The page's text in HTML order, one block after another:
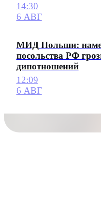
14:30
6 АВГ
МИД Польши:
посольства РФ
дипотношений
12:09
6 АВГ